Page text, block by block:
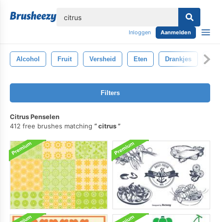
Inloggen Aanmelden
Alcohol Fruit Versheid Eten Drankjes Gin
Filters
Citrus Penselen
412 free brushes matching
citrus